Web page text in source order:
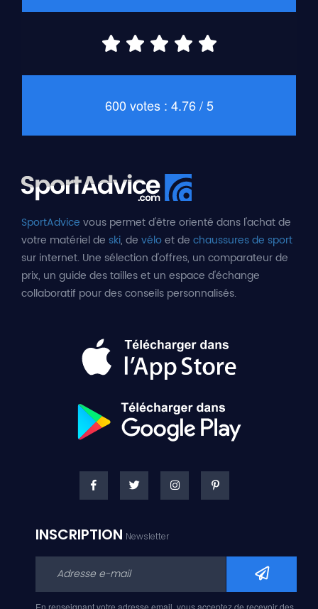
600 votes : 4.76 / 5
SportAdvice vous permet d'être orienté dans l'achat de
votre matériel de ski, de véloet de chaussures de sport
sur internet. Une sélection d'offres, un comparateur de
prix, un guide des tailles et un espace d'échange
collaboratif pour des conseils personnalisés.
INSCRIPTION Newsletter
En renseignant votre adresse email, vous acceptez de recevoir des